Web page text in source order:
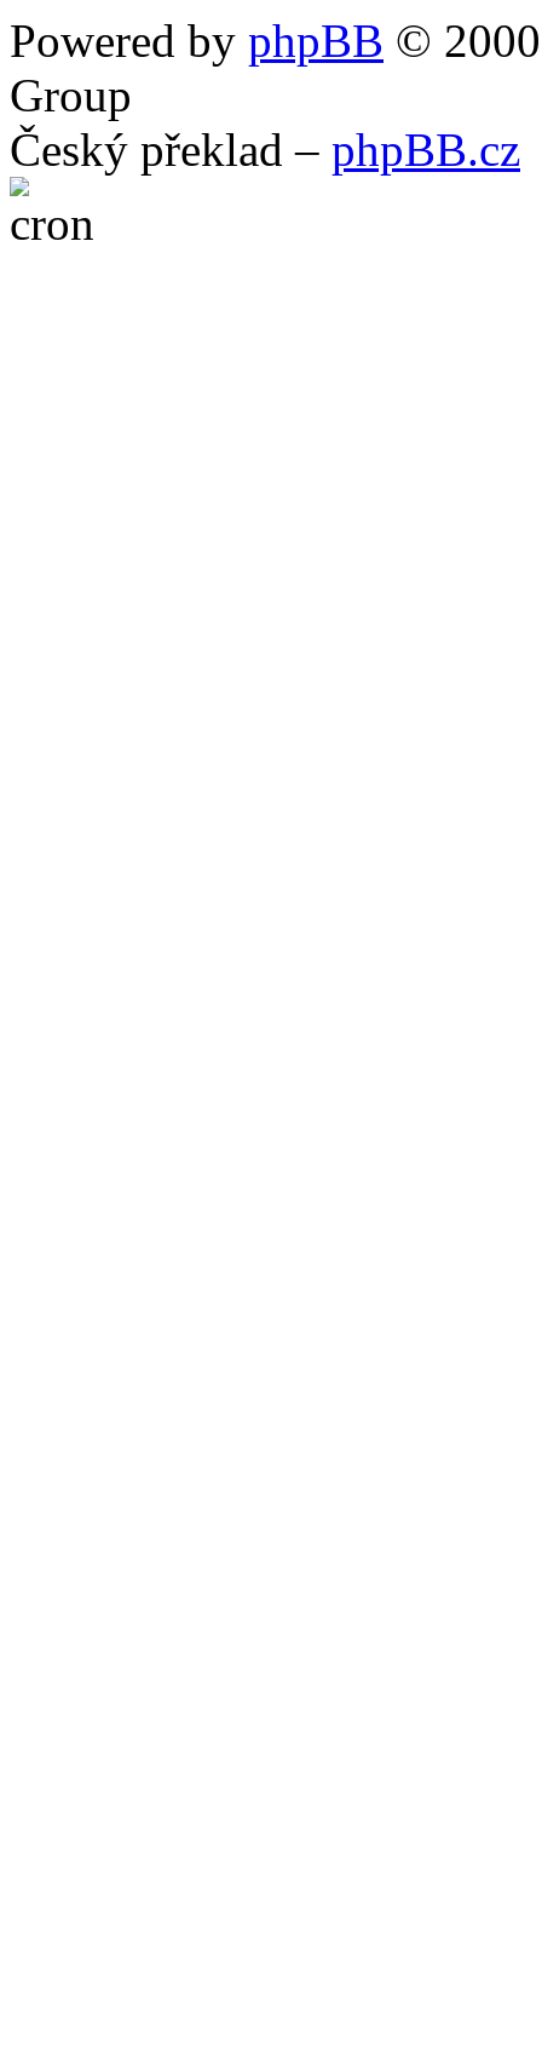
Powered by phpBB ©
Group
Český překlad – phpBB.cz